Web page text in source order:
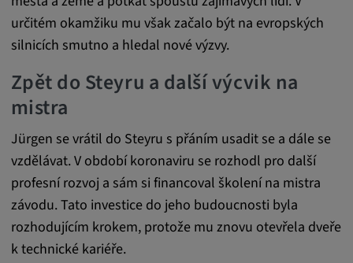
určitém okamžiku mu však začalo být na evropských
silnicích smutno a hledal nové výzvy.
Zpět do Steyru a další výcvik na
mistra
Jürgen se vrátil do Steyru s přáním usadit se a dále se
vzdělávat. V období koronaviru se rozhodl pro další
profesní rozvoj a sám si financoval školení na mistra
závodu. Tato investice do jeho budoucnosti byla
rozhodujícím krokem, protože mu znovu otevřela dveře
k technické kariéře.
Název:
VISITOR_INFO1_LIVE, YSC, CONSENT,
yt.innertube::nextId, yt.innertube::requests,
yt-remote-cast-installed, yt-remote-
connected-devices, yt-remote-device-id, yt-
remote-fast-check-period, yt-remote-session-
LOGIN_INFO, PREF, LOGIN_INFO, PREF,
SEARCH_SAMESITE, OGPC, OTZ, NID,
1P_JAR, DSID, APISID, HSID, SSID, SID,
SAPISID, SIDCC, yt-player-headers-
readable,
ytidb::LAST_RESULT_ENTRY_KEY, yt-
player-lv, yt-player-bandaid-host, yt-player-